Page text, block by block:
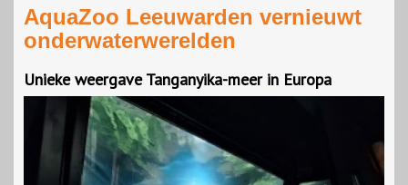
AquaZoo Leeuwarden vernieuwt
onderwaterwerelden
Unieke weergave Tanganyika-meer in Europa